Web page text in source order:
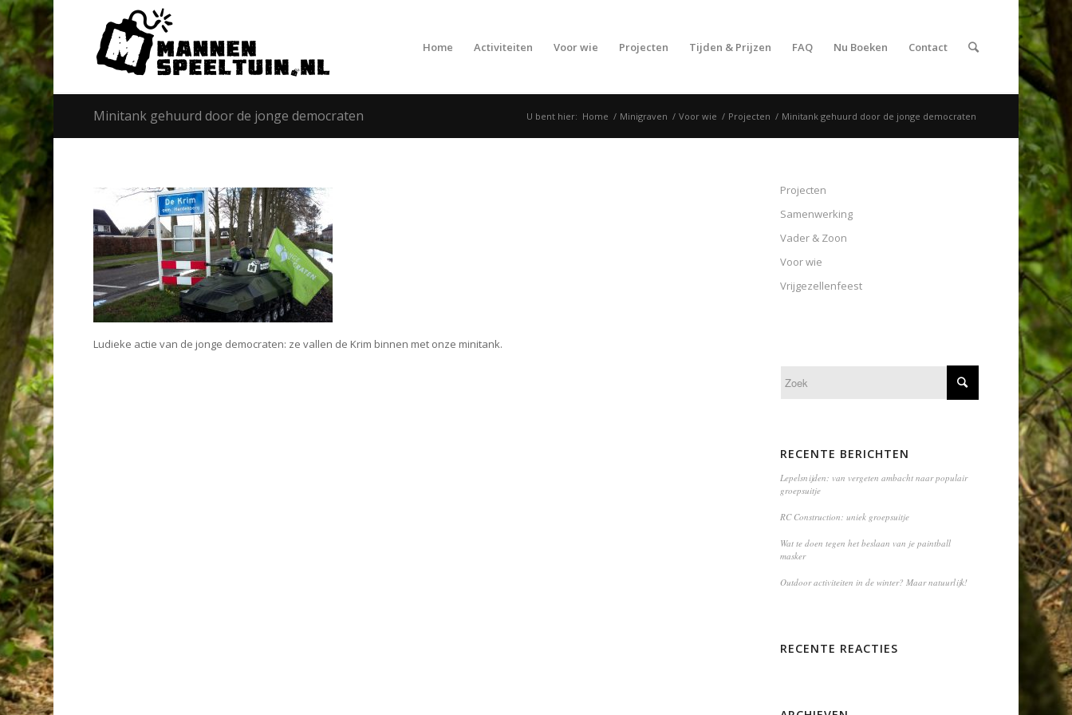
Home Activiteiten Voor wie Projecten Tijden & Prijzen FAQ Nu Boeken Contact
Minitank gehuurd door de jonge democraten U bent hier: Home / Minigraven / Voor wie / Projecten / Minitank gehuurd door de jonge democraten
Ludieke actie van de jonge democraten: ze vallen de Krim binnen met onze minitank.
Projecten
Samenwerking
Vader & Zoon
Voor wie
Vrijgezellenfeest
RECENTE BERICHTEN
Lepelsnijden: van vergeten ambacht naar populair
groepsuitje
RC Construction: uniek groepsuitje
Wat te doen tegen het beslaan van je paintball
masker
Outdoor activiteiten in de winter? Maar natuurlijk!
RECENTE REACTIES